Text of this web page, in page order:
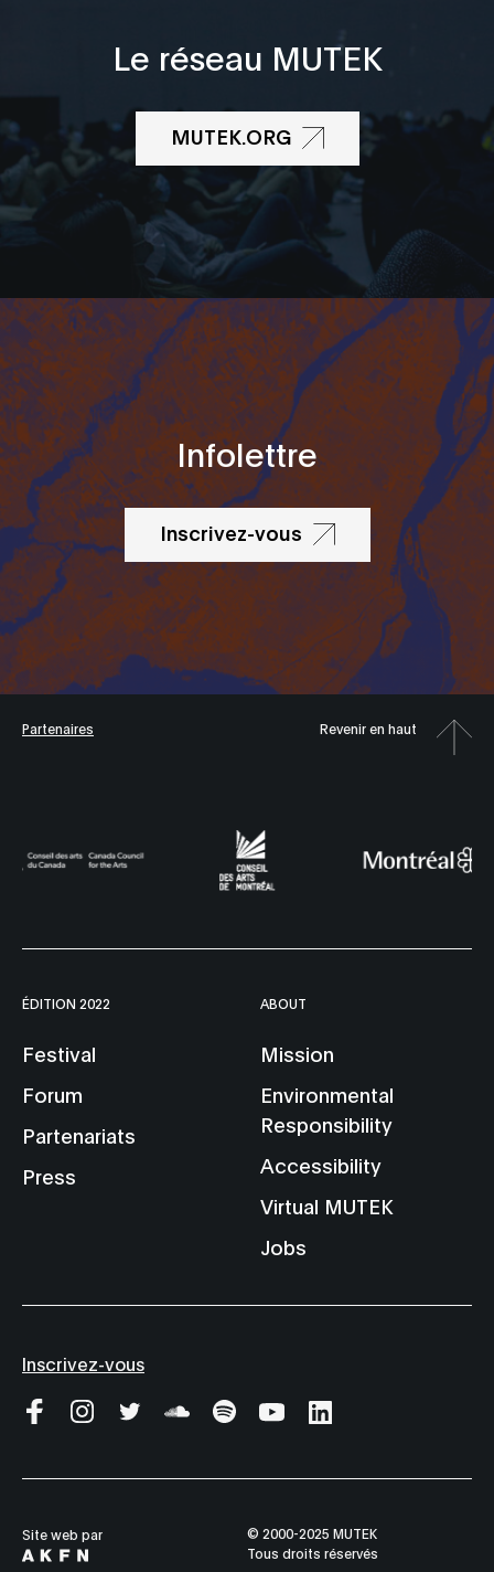
Le réseau MUTEK
MUTEK.ORG
Infolettre
Inscrivez-vous
Partenaires Revenir en haut
ÉDITION 2022
Festival
Forum
Partenariats
Press
ABOUT
Mission
Environmental
Responsibility
Accessibility
Virtual MUTEK
Jobs
Inscrivez-vous
Site web par
© 2000-2025 MUTEK
Tous droits réservés